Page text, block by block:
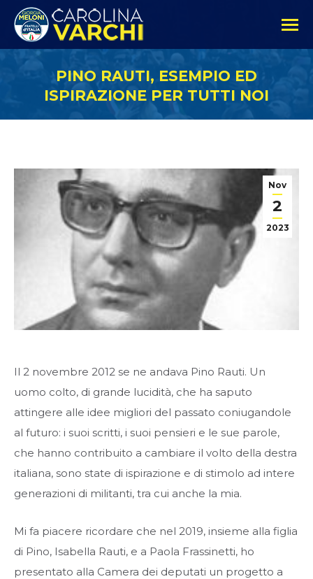
PINO RAUTI, ESEMPIO ED
ISPIRAZIONE PER TUTTI NOI
Nov
2
2023
Il 2 novembre 2012 se ne andava Pino Rauti. Un
uomo colto, di grande lucidità, che ha saputo
attingere alle idee migliori del passato coniugandole
al futuro: i suoi scritti, i suoi pensieri e le sue parole,
che hanno contribuito a cambiare il volto della destra
italiana, sono state di ispirazione e di stimolo ad intere
generazioni di militanti, tra cui anche la mia.
Mi fa piacere ricordare che nel 2019, insieme alla figlia
di Pino, Isabella Rauti, e a Paola Frassinetti, ho
presentato alla Camera dei deputati un progetto a